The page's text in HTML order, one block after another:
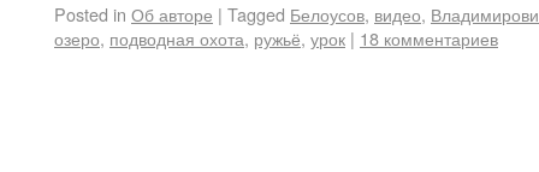
Posted in Об авторе | Tagged Белоусов, видео,
озеро, подводная охота, ружьё, урок | 18 комментариев